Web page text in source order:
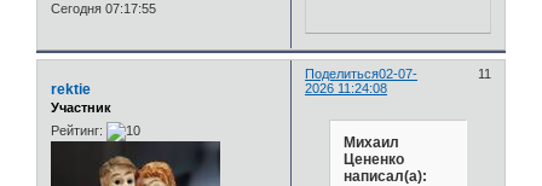
Сегодня 07:17:55
Поделиться 11
02-07-
2026 11:24:08
rektie
Участник
Рейтинг:
Михаил
Цененко
написал(а):